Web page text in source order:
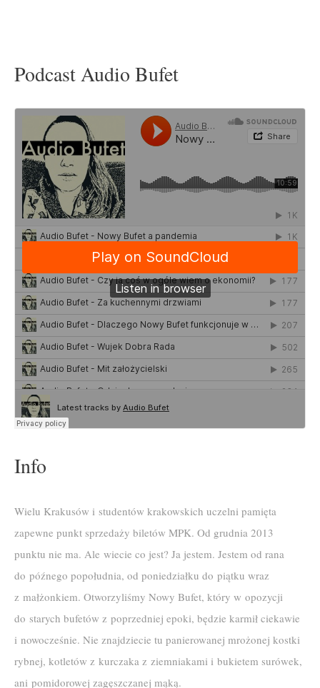
Podcast Audio Bufet
Info
Wielu Krakusów i studentów krakowskich uczelni pamięta
zapewne punkt sprzedaży biletów MPK. Od grudnia 2013
punktu nie ma. Ale wiecie co jest? Ja jestem. Jestem od rana
do późnego popołudnia, od poniedziałku do piątku wraz
z małżonkiem. Otworzyliśmy Nowy Bufet, który w opozycji
do starych bufetów z poprzedniej epoki, będzie karmił ciekawie
i nowocześnie. Nie znajdziecie tu panierowanej mrożonej kostki
rybnej, kotletów z kurczaka z ziemniakami i bukietem surówek,
ani pomidorowej zagęszczanej mąką.